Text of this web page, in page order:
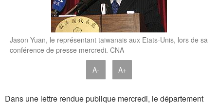
Jason Yuan, le représentant taiwanais aux Etats-Unis, lors de sa
conférence de presse mercredi. CNA
A- A+
Dans une lettre rendue publique mercredi, le département